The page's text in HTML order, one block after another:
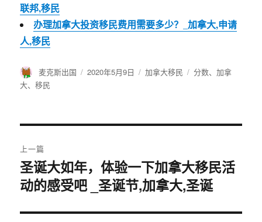
联邦,移民
办理加拿大投资移民费用需要多少？_加拿大,申请
人,移民
作
者
麦克斯出国
发
2020年5月9日
分
加拿大移民
标
分数、加拿
大、移民
章
导
航
上一篇
上
篇
章：
圣诞大如年，体验一下加拿大移民活
动的感受吧 _圣诞节,加拿大,圣诞